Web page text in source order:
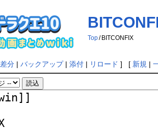
Top / BITCONFIX
差分| バックアップ| 添付| リロード ] [ 新規 |